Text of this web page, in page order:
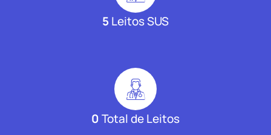
5Leitos SUS
0Total de Leitos